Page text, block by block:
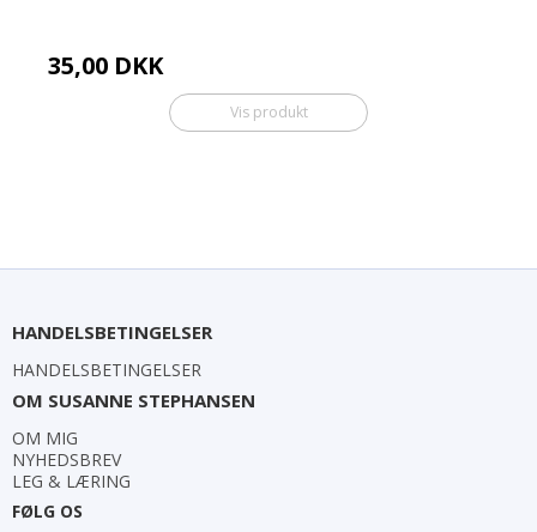
35,00 DKK
Vis produkt
HANDELSBETINGELSER
HANDELSBETINGELSER
OM SUSANNE STEPHANSEN
OM MIG
NYHEDSBREV
LEG & LÆRING
FØLG OS